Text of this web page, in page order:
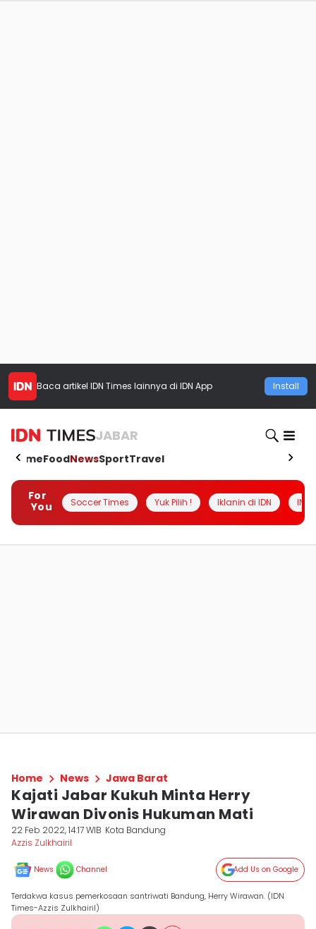
Baca artikel IDN Times lainnya di IDN App Install
JABAR
HomeFoodNewsSportTravel
For
You
Soccer Times Yuk Pilih ! Iklanin di IDN
Home News Jawa Barat
Kajati Jabar Kukuh Minta Herry
Wirawan Divonis Hukuman Mati
22 Feb 2022, 14:17 WIB Kota Bandung
Azzis Zulkhairil
News Channel Add Us on Google
Terdakwa kasus pemerkosaan santriwati Bandung, Herry Wirawan. (IDN
Times-Azzis Zulkhairil)